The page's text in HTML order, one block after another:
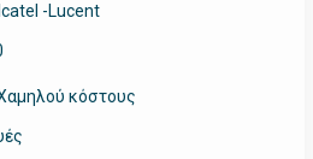
-Lucent
κόστους